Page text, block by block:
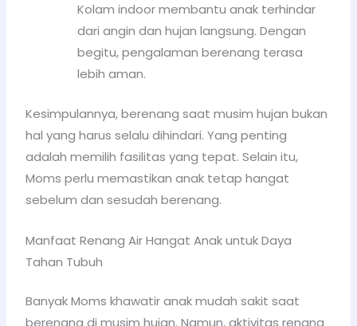
Kolam indoor membantu anak terhindar
dari angin dan hujan langsung. Dengan
begitu, pengalaman berenang terasa
lebih aman.
Kesimpulannya, berenang saat musim hujan bukan
hal yang harus selalu dihindari. Yang penting
adalah memilih fasilitas yang tepat. Selain itu,
Moms perlu memastikan anak tetap hangat
sebelum dan sesudah berenang.
Manfaat Renang Air Hangat Anak untuk Daya
Tahan Tubuh
Banyak Moms khawatir anak mudah sakit saat